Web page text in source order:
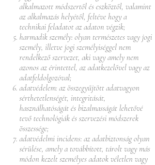
alkalmazott módszertől és eszköztől, valamint
az alkalmazás helyétől, feltéve hogy a
technikai feladatot az adaton végzik;
harmadik személy: olyan természetes vagy jogi
személy, illetve jogi személyiséggel nem
rendelkező szervezet, aki vagy amely nem
azonos az érintettel, az adatkezelővel vagy az
adatfeldolgozóval;
adatvédelem: az összegyűjtött adatvagyon
sérthetetlenségét, integritását,
használhatóságát és bizalmasságát lehetővé
tevő technológiák és szervezési módszerek
összessége;
adatvédelmi incidens: az adatbiztonság olyan
sérülése, amely a továbbított, tárolt vagy más
módon kezelt személyes adatok véletlen vagy